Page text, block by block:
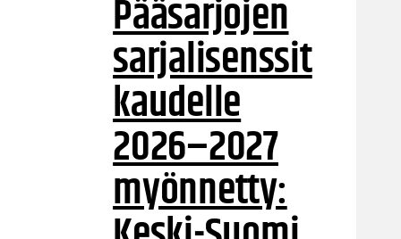
Pääsarjojen
sarjalisenssit
kaudelle
2026–2027
myönnetty: